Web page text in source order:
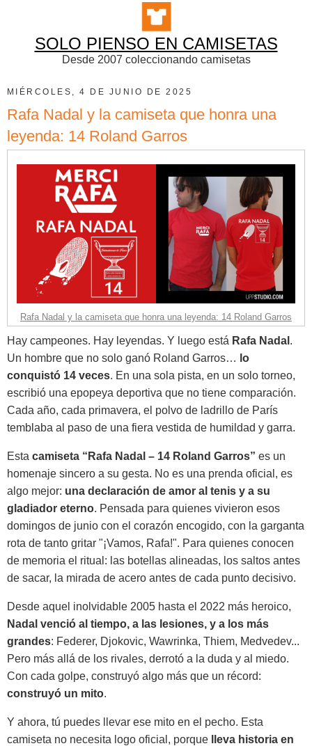
SOLO PIENSO EN CAMISETAS
Desde 2007 coleccionando camisetas
MIÉRCOLES, 4 DE JUNIO DE 2025
Rafa Nadal y la camiseta que honra una
leyenda: 14 Roland Garros
Rafa Nadal y la camiseta que honra una leyenda: 14 Roland Garros
Hay campeones. Hay leyendas. Y luego está Rafa Nadal .
Un hombre que no solo ganó Roland Garros… lo
conquistó 14 veces. En una sola pista, en un solo torneo,
escribió una epopeya deportiva que no tiene comparación.
Cada año, cada primavera, el polvo de ladrillo de París
temblaba al paso de una fiera vestida de humildad y garra.
Esta camiseta “Rafa Nadal – 14 Roland Garros” es un
homenaje sincero a su gesta. No es una prenda oficial, es
algo mejor: una declaración de amor al tenis y a su
gladiador eterno. Pensada para quienes vivieron esos
domingos de junio con el corazón encogido, con la garganta
rota de tanto gritar "¡Vamos, Rafa!". Para quienes conocen
de memoria el ritual: las botellas alineadas, los saltos antes
de sacar, la mirada de acero antes de cada punto decisivo.
Desde aquel inolvidable 2005 hasta el 2022 más heroico,
Nadal venció al tiempo, a las lesiones, y a los más
grandes: Federer, Djokovic, Wawrinka, Thiem, Medvedev...
Pero más allá de los rivales, derrotó a la duda y al miedo.
Con cada golpe, construyó algo más que un récord:
construyó un mito.
Y ahora, tú puedes llevar ese mito en el pecho. Esta
camiseta no necesita logo oficial, porque
lleva historia en